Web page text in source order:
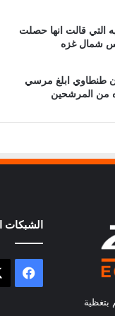
التي قالت انها حصلت
شمال غزه
طنطاوي ابلغ مرسي
من المرشحين
بتغظية
الشبكات